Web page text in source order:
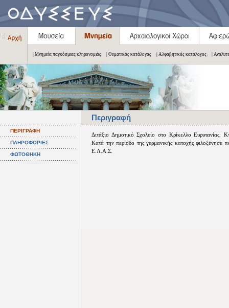
| Μνημεία παγκόσμιας κληρονομιάς | Θεματικός κατάλογος | Αλφαβητικός κατάλογος |
Περιγραφή
ΠΕΡΙΓΡΑΦΗ
ΠΛΗΡΟΦΟΡΙΕΣ
ΦΩΤΟΘΗΚΗ
Διτάξιο Δημοτικό Σχολείο στο Κρίκελλο Ευρυτανίας.
Κατά την περίοδο της γερμανικής κατοχής φιλοξένησε
Ε.Λ.Α.Σ.